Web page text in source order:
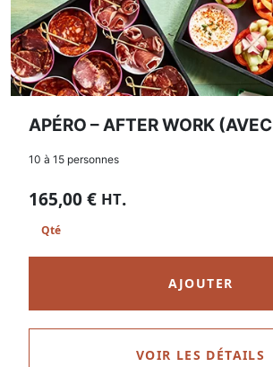
APÉRO – AFTER WORK
10 à 15 personnes
165,00€ HT.
AJOUTER
VOIR LES DÉTAILS